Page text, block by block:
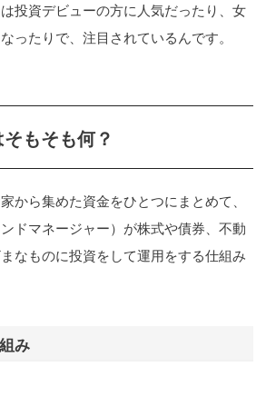
投資デビューの方に人気だったり、女
ったりで、注目されているんです。
もそも何？
から集めた資金をひとつにまとめて、
ドマネージャー）が株式や債券、不動
なものに投資をして運用をする仕組み
み